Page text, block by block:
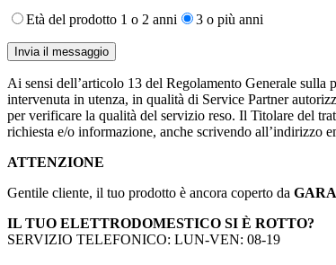
Età del prodotto 1 o 2 anni 3 o più anni
Ai sensi dell’articolo 13 del Regolamento Generale
intervenuta in utenza,​ in qualità di Service Partner
per verificare la qualità del servizio reso. Il Titolare del
richiesta e/o informazione, anche scrivendo all’indirizzo
ATTENZIONE
Gentile cliente, il tuo prodotto è ancora coperto da
IL TUO ELETTRODOMESTICO SI È ROTTO?
SERVIZIO TELEFONICO: LUN-VEN: 08-19